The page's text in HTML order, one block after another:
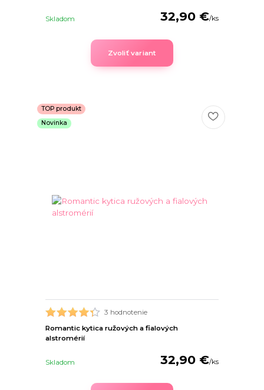
32,90 €/ks
Skladom
Zvoliť variant
TOP produkt
Novinka
3 hodnotenie
Romantic kytica ružových a fialových
alstromérií
32,90 €/ks
Skladom